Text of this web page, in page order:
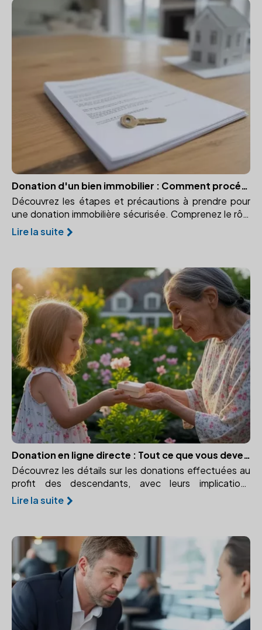
Donation d'un bien immobilier : Comment procéder ?
Découvrez les étapes et précautions à prendre pour
une donation immobilière sécurisée. Comprenez le rôle
crucial du notaire dans ce processus.
Lire la suite
Donation en ligne directe : Tout ce que vous devez savoir
Découvrez les détails sur les donations effectuées au
profit des descendants, avec leurs implications
fiscales. Apprenez les avantages et abattements pour
la ligne directe.
Lire la suite